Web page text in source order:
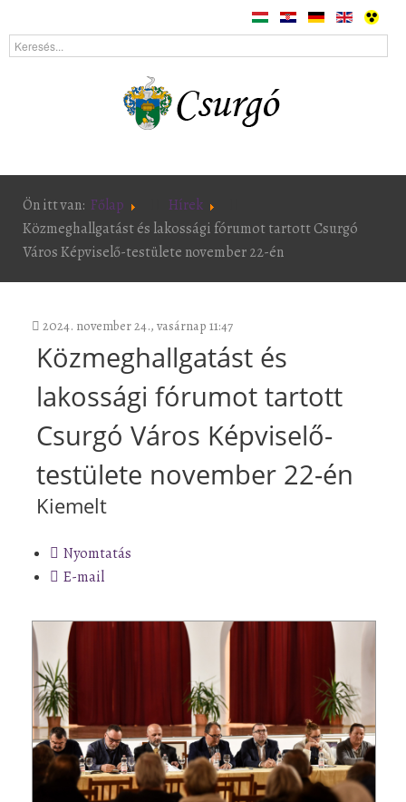
Ön itt van: Főlap
Hírek
Közmeghallgatást és lakossági fórumot tartott Csurgó
Város Képviselő-testülete november 22-én
2024. november 24., vasárnap 11:47
Közmeghallgatást és
lakossági fórumot tartott
Csurgó Város Képviselő-
testülete november 22-én
Kiemelt
Nyomtatás
E-mail